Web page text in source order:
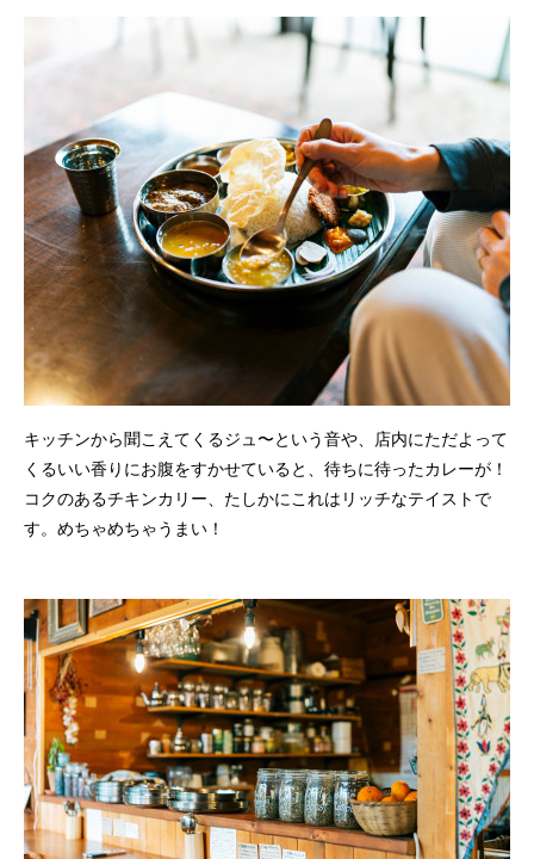
キッチンから聞こえてくるジュ〜という音や、店内にただよって
くるいい香りにお腹をすかせていると、待ちに待ったカレーが！
コクのあるチキンカリー、たしかにこれはリッチなテイストで
す。めちゃめちゃうまい！